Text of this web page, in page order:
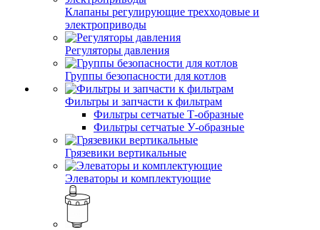
Клапаны регулирующие трехходовые и
электроприводы
Регуляторы давления
Группы безопасности для котлов
Фильтры и запчасти к фильтрам
Фильтры сетчатые Т-образные
Фильтры сетчатые У-образные
Грязевики вертикальные
Элеваторы и комплектующие